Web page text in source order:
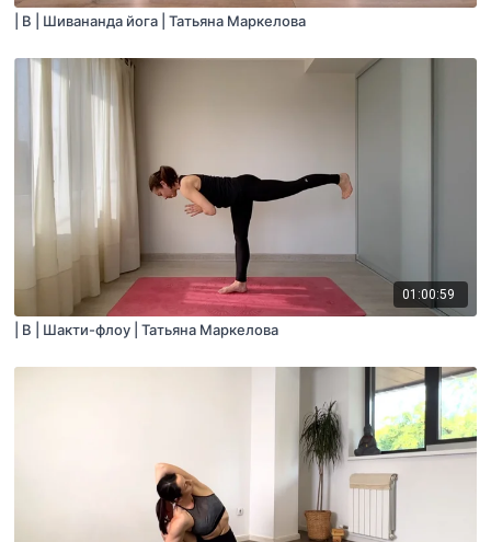
| B | Шивананда йога | Татьяна Маркелова
01:00:59
| B | Шакти-флоу | Татьяна Маркелова